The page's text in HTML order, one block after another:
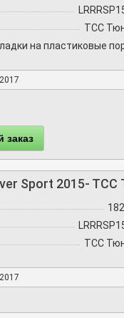
TCC
на пластиковые
заказ
Sport 2015- TCC
TCC